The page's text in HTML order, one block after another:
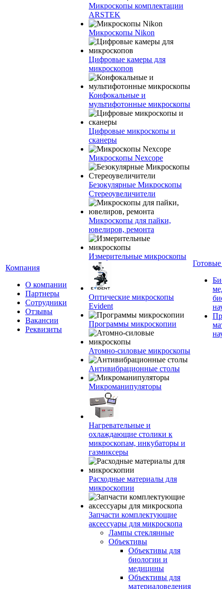
Компания
О компании
Партнеры
Сотрудники
Отзывы
Вакансии
Реквизиты
Микроскопы комплектации
ARSTEK
Микроскопы Nikon
Цифровые камеры для
микроскопов
Конфокальные и
мультифотонные микроскопы
Цифровые микроскопы и
сканеры
Микроскопы Nexcope
Безокулярные Микроскопы
Стереоувеличители
Микроскопы для пайки,
ювелиров, ремонта
Измерительные микроскопы
Оптические микроскопы
Evident
Программы микроскопии
Атомно-силовые микроскопы
Антивибрационные столы
Микроманипуляторы
Нагревательные и
охлаждающие столики к
микроскопам, инкубаторы и
газмиксеры
Расходные материалы для
микроскопии
Запчасти комплектующие
аксессуары для микроскопа
Лампы стеклянные
Объективы
Объективы для
биологии и
медицины
Объективы для
материаловедения